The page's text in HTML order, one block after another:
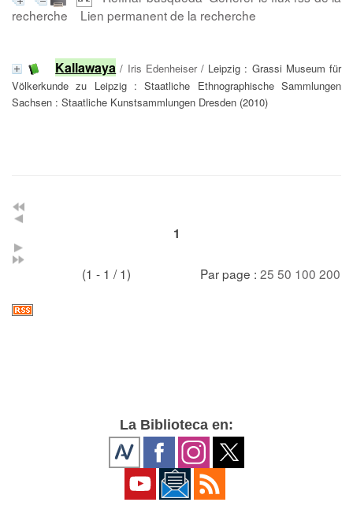
recherche
Lien permanent de la recherche
Kallawaya / Iris Edenheiser/ Leipzig : Grassi Museum für
Völkerkunde zu Leipzig : Staatliche Ethnographische Sammlungen
Sachsen : Staatliche Kunstsammlungen Dresden (2010)
1
(1 - 1 / 1) Par page : 25 50 100 200
La Biblioteca en: